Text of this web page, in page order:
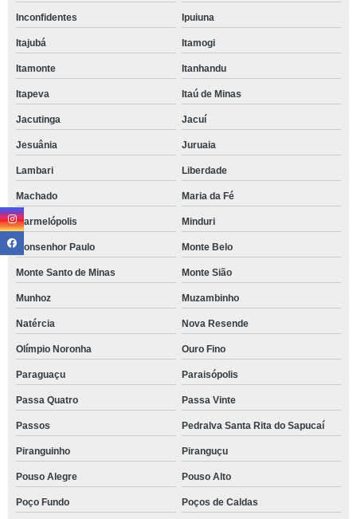
Inconfidentes Ipuiuna
Itajubá Itamogi
Itamonte Itanhandu
Itapeva Itaú de Minas
Jacutinga Jacuí
Jesuânia Juruaia
Lambari Liberdade
Machado Maria da Fé
Marmelópolis Minduri
Monsenhor Paulo Monte Belo
Monte Santo de Minas Monte Sião
Munhoz Muzambinho
Natércia Nova Resende
Olímpio Noronha Ouro Fino
Paraguaçu Paraisópolis
Passa Quatro Passa Vinte
Passos Pedralva Santa Rita do Sapucaí
Piranguinho Piranguçu
Pouso Alegre Pouso Alto
Poço Fundo Poços de Caldas